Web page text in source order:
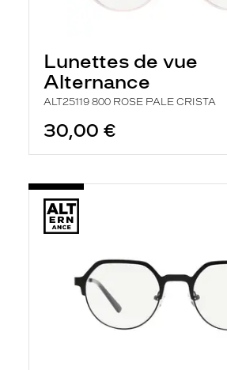
Lunettes de vue
Alternance
ALT25119 800 ROSE PALE CRISTA
30,00 €